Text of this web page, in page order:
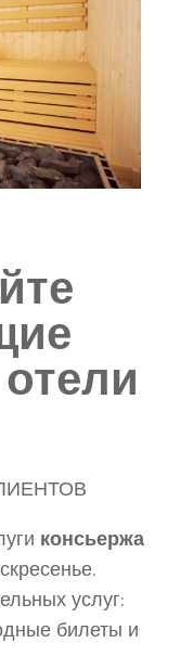
консьержа
услуг:
билеты и